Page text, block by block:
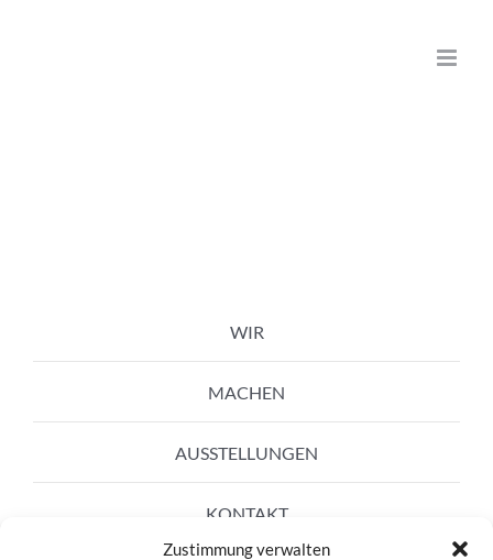
Zustimmung verwalten
WIR
MACHEN
AUSSTELLUNGEN
KONTAKT